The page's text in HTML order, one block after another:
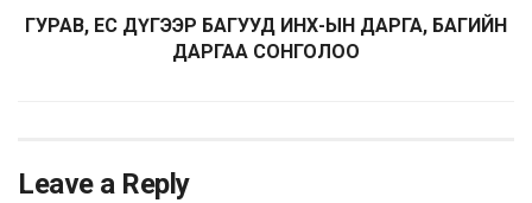
ГУРАВ, ЕС ДҮГЭЭР БАГУУД ИНХ-ЫН ДАРГА, БАГИЙН
ДАРГАА СОНГОЛОО
Leave a Reply